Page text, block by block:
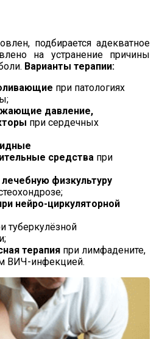
подбирается адекватное
на устранение причины
Варианты терапии:
при патологиях
давление,
при сердечных
средства при
физкультуру
нейро-циркуляторной
туберкулёзной
терапия при лимфадените,
ВИЧ-инфекцией.